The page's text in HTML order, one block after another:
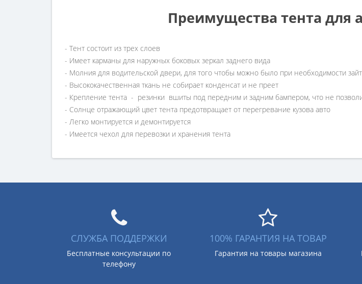
Преимущества тента для
- Тент состоит из трех слоев
- Имеет карманы для наружных боковых зеркал заднего вида
- Молния для водительской двери, для того чтобы можно было при необходимости
- Высококачественная ткань не собирает конденсат и не преет
- Крепление тента - резинки вшиты под передним и задним бампером, что не
- Солнце отражающий цвет тента предотвращает от перегревание кузова авто
- Легко монтируется и демонтируется
- Имеется чехол для перевозки и хранения тента
СЛУЖБА ПОДДЕРЖКИ
Бесплатные консультации по
телефону
100% ГАРАНТИЯ НА ТОВАР
Гарантия на товары магазина